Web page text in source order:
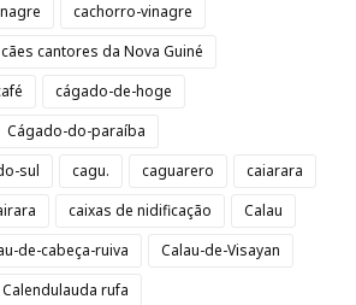
cachorro-vinagre
cães cantores da Nova Guiné
cágado-de-hoge
Cágado-do-paraíba
sul
cagu. caguarero
caiarara
caixas de nidificação
Calau
de-cabeça-ruiva
Calau-de-Visayan
Calendulauda rufa